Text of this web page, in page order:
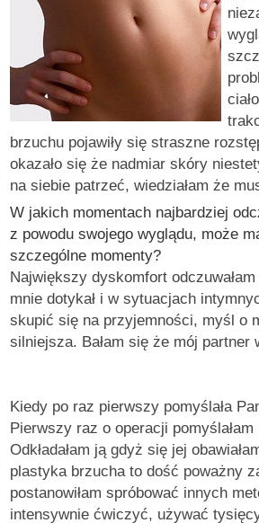
brzuchu pojawiły się straszne
okazało się że nadmiar skóry
na siebie patrzeć, wiedziałam że
W jakich momentach najbardziej
z powodu swojego wyglądu, może
szczególne momenty?
Największy dyskomfort
mnie dotykał i w sytuacjach
skupić się na przyjemności, myśl o
silniejsza. Bałam się że mój partner
Kiedy po raz pierwszy pomyślała
Pierwszy raz o operacji
Odkładałam ją gdyż się jej
plastyka brzucha to dość poważny
postanowiłam spróbować innych
intensywnie ćwiczyć, używać